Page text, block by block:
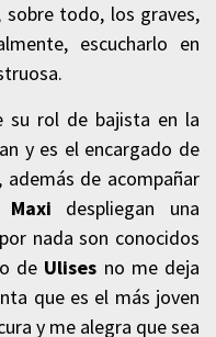
todo, los graves,
escucharlo en
su rol de bajista en la
y es el encargado de
de acompañar
Maxi despliegan una
nada son conocidos
de Ulises no me deja
que es el más joven
y me alegra que sea